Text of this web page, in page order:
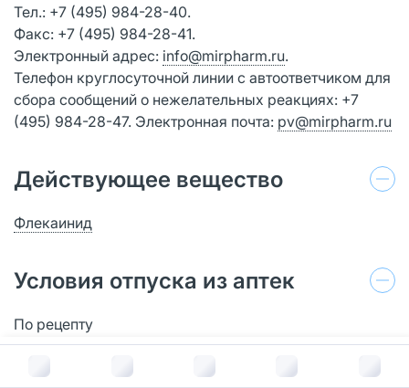
В корзину за2 330
Тел.: +7 (495) 984-28-40.
Факс: +7 (495) 984-28-41.
Электронный адрес: info@mirpharm.ru.
Телефон круглосуточной линии с автоответчиком для
сбора сообщений о нежелательных реакциях: +7
(495) 984-28-47. Электронная почта: pv@mirpharm.ru
Действующее вещество
Флекаинид
Условия отпуска из аптек
По рецепту
Информация в